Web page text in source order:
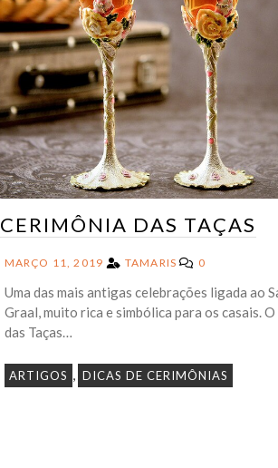
CERIMÔNIA DAS TAÇAS
MARÇO 11, 2019 TAMARIS 0
Uma das mais antigas celebrações ligada ao
Graal, muito rica e simbólica para os casais.
das Taças…
ARTIGOS , DICAS DE CERIMÔNIAS